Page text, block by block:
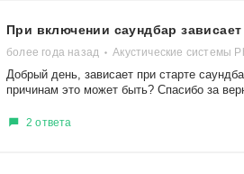
При включении саундбар зависает
более года назад Акустические системы
Добрый день, зависает при старте
причинам это может быть? Спасибо за
2 ответа